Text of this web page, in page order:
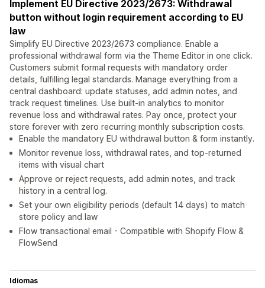
Implement EU Directive 2023/2673: Withdrawal
button without login requirement according to EU
law
Simplify EU Directive 2023/2673 compliance. Enable a
professional withdrawal form via the Theme Editor in one click.
Customers submit formal requests with mandatory order
details, fulfilling legal standards. Manage everything from a
central dashboard: update statuses, add admin notes, and
track request timelines. Use built-in analytics to monitor
revenue loss and withdrawal rates. Pay once, protect your
store forever with zero recurring monthly subscription costs.
Enable the mandatory EU withdrawal button & form instantly.
Monitor revenue loss, withdrawal rates, and top-returned
items with visual chart
Approve or reject requests, add admin notes, and track
history in a central log.
Set your own eligibility periods (default 14 days) to match
store policy and law
Flow transactional email - Compatible with Shopify Flow &
FlowSend
Idiomas